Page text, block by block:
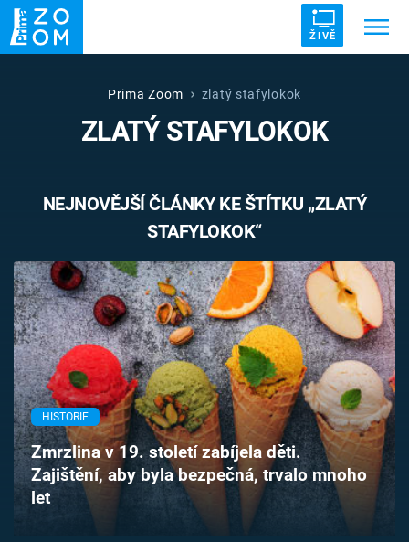
ŽIVĚ
ZRÁDCI UFO DRUHÁ SVĚTOVÁ VÁLKA
VETŘELCI DÁVNOVĚKU
Témata
Pořady
TV Program
Časopis
Sledujte prima+
Prima Zoom zlatý stafylokok
ZLATÝ STAFYLOKOK
NEJNOVĚJŠÍ ČLÁNKY KE ŠTÍTKU „ZLATÝ
STAFYLOKOK“
HISTORIE
Zmrzlina v 19. století zabíjela děti.
Zajištění, aby byla bezpečná, trvalo mnoho
let